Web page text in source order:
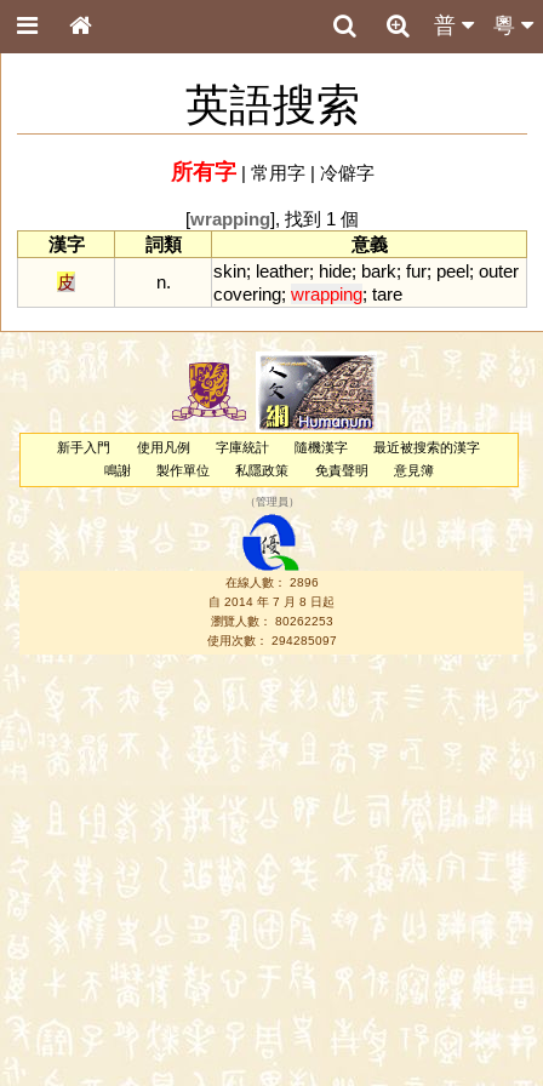
粵
普
英語搜索
所有字| 常用字| 冷僻字
[wrapping], 找到 1 個
漢字
詞類
意義
皮
n.
skin; leather; hide; bark; fur; peel; outer
covering; wrapping; tare
新手入門 使用凡例 字庫統計 隨機漢字
最近被搜索的漢字
鳴謝
製作單位 私隱政策 免責聲明 意見簿
（管理員 ）
在線人數： 2896
自 2014 年 7 月 8 日起
瀏覽人數： 80262253
使用次數： 294285097